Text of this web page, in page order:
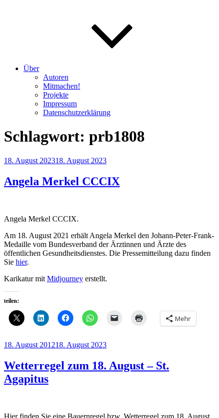
Über
Autoren
Mitmachen!
Projekte
Impressum
Datenschutzerklärung
Schlagwort: prb1808
Veröffentlicht
18. August 202318. August 2023
Angela Merkel CCCIX
Angela Merkel CCCIX.
Am 18. August 2021 erhält Angela Merkel den Johann-Peter-Frank-
Medaille vom Bundesverband der Ärztinnen und Ärzte des
öffentlichen Gesundheitsdienstes. Die Pressemitteilung dazu finden
Sie hier.
Karikatur mit Midjourney erstellt.
teilen:
Mehr
Veröffentlicht
18. August 201218. August 2023
Wetterregel zum 18. August – St.
Agapitus
Hier finden Sie eine Bauernregel bzw. Wetterregel zum 18. August,